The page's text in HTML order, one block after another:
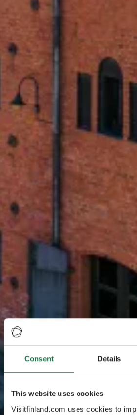
Consent Details
This website uses cookies
Visitfinland.com uses cookies to